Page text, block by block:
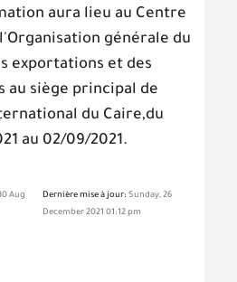
aura lieu au Centre
générale du
exportations et des
au siège principal de
du Caire,du
au 02/09/2021.
Aug
Dernière mise à jour: Sunday, 26
December 2021 01:12 pm